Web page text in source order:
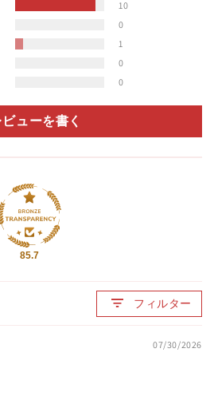
10
0
1
0
0
ビューを書く
85.7
フィルター
07/30/2026